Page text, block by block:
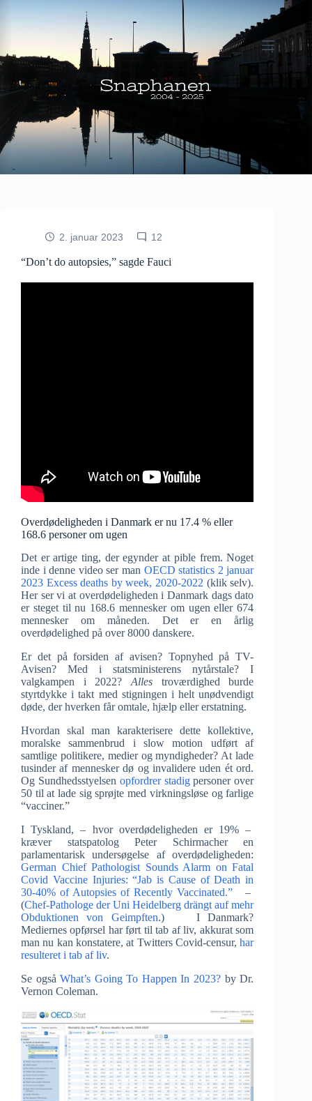
2. januar 2023 12
“Don’t do autopsies,” sagde Fauci
Overdødeligheden i Danmark er nu 17.4 % eller
168.6 personer om ugen
Det er artige ting, der egynder at pible frem. Noget
inde i denne video ser man OECD statistics 2 januar
2023 Excess deaths by week, 2020-2022 (klik selv).
Her ser vi at overdødeligheden i Danmark dags dato
er steget til nu 168.6 mennesker om ugen eller 674
mennesker om måneden. Det er en årlig
overdødelighed på over 8000 danskere.
Er det på forsiden af avisen? Topnyhed på TV-
Avisen? Med i statsministerens nytårstale? I
valgkampen i 2022? Allestroværdighed burde
styrtdykke i takt med stigningen i helt unødvendigt
døde, der hverken får omtale, hjælp eller erstatning.
Hvordan skal man karakterisere dette kollektive,
moralske sammenbrud i slow motion udført af
samtlige politikere, medier og myndigheder? At lade
tusinder af mennesker dø og invalidere uden ét ord.
Og Sundhedsstyelsen opfordrer stadigpersoner over
50 til at lade sig sprøjte med virkningsløse og farlige
“vacciner.”
I Tyskland, – hvor overdødeligheden er 19% –
kræver statspatolog Peter Schirmacher en
parlamentarisk undersøgelse af overdødeligheden:
German Chief Pathologist Sounds Alarm on Fatal
Covid Vaccine Injuries: “Jab is Cause of Death in
30-40% of Autopsies of Recently Vaccinated.” –
(Chef-Pathologe der Uni Heidelberg drängt auf mehr
Obduktionen von Geimpften.) I Danmark?
Mediernes opførsel har ført til tab af liv, akkurat som
man nu kan konstatere, at Twitters Covid-censur, har
resulteret i tab af liv.
Se ogsåWhat’s Going To Happen In 2023? by Dr.
Vernon Coleman.